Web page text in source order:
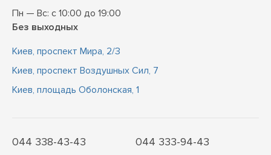
Пн — Вс: с 10:00 до 19:00
Без выходных
Киев, проспект Мира, 2/3
Киев, проспект Воздушных Сил, 7
Киев, площадь Оболонская, 1
044 338-43-43
044 333-94-43